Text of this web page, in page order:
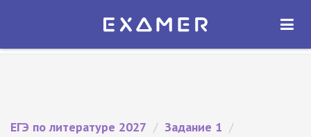
Экзамер — ЕГЭ 2027
ОТКРЫТЬ
ЕГЭ по литературе 2027 / Задание 1 /